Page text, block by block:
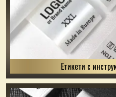
Етикети с